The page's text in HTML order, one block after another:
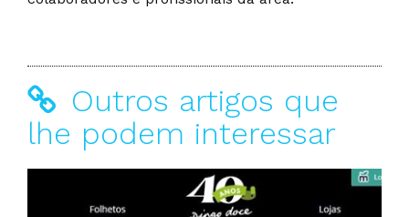
Outros artigos que
lhe podem interessar